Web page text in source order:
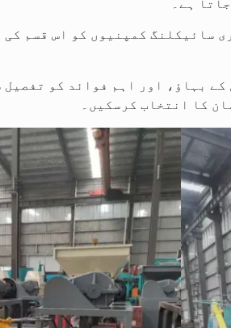
سائیکلنگ کمپنیوں کو اس قسم
بہاؤ، اور اہم فوائد کو
کا انتخاب کرسکیں۔